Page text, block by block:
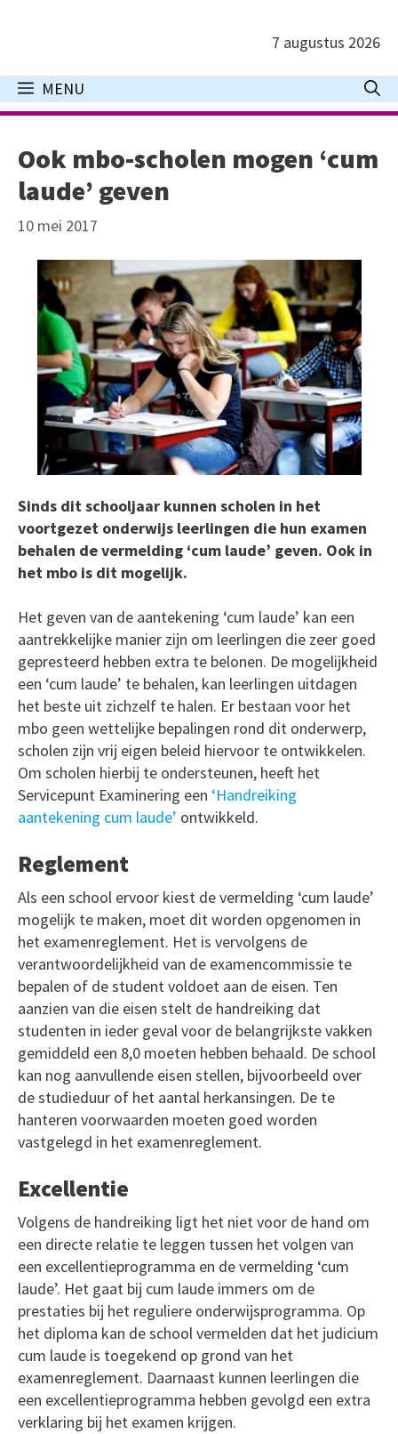
inhoud
7 augustus 2026
MENU
Ook mbo-scholen mogen ‘cum
laude’ geven
10 mei 2017
Sinds dit schooljaar kunnen scholen in het
voortgezet onderwijs leerlingen die hun examen
behalen de vermelding ‘cum laude’ geven. Ook in
het mbo is dit mogelijk.
Het geven van de aantekening ‘cum laude’ kan een
aantrekkelijke manier zijn om leerlingen die zeer goed
gepresteerd hebben extra te belonen. De mogelijkheid
een ‘cum laude’ te behalen, kan leerlingen uitdagen
het beste uit zichzelf te halen. Er bestaan voor het
mbo geen wettelijke bepalingen rond dit onderwerp,
scholen zijn vrij eigen beleid hiervoor te ontwikkelen.
Om scholen hierbij te ondersteunen, heeft het
Servicepunt Examinering een ‘Handreiking
aantekening cum laude’ ontwikkeld.
Reglement
Als een school ervoor kiest de vermelding ‘cum laude’
mogelijk te maken, moet dit worden opgenomen in
het examenreglement. Het is vervolgens de
verantwoordelijkheid van de examencommissie te
bepalen of de student voldoet aan de eisen. Ten
aanzien van die eisen stelt de handreiking dat
studenten in ieder geval voor de belangrijkste vakken
gemiddeld een 8,0 moeten hebben behaald. De school
kan nog aanvullende eisen stellen, bijvoorbeeld over
de studieduur of het aantal herkansingen. De te
hanteren voorwaarden moeten goed worden
vastgelegd in het examenreglement.
Excellentie
Volgens de handreiking ligt het niet voor de hand om
een directe relatie te leggen tussen het volgen van
een excellentieprogramma en de vermelding ‘cum
laude’. Het gaat bij cum laude immers om de
prestaties bij het reguliere onderwijsprogramma. Op
het diploma kan de school vermelden dat het judicium
cum laude is toegekend op grond van het
examenreglement. Daarnaast kunnen leerlingen die
een excellentieprogramma hebben gevolgd een extra
verklaring bij het examen krijgen.